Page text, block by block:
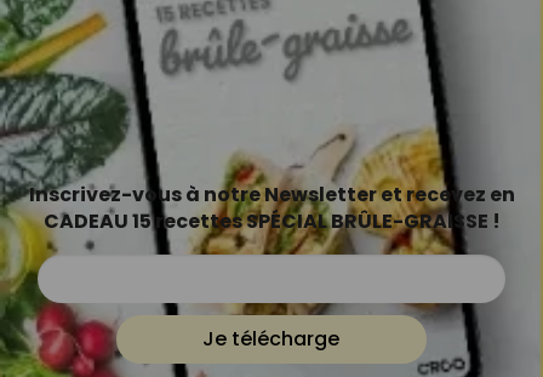
Inscrivez-vous à notre Newsletter et recevez en
CADEAU 15 recettes SPÉCIAL BRÛLE-GRAISSE !
Je télécharge